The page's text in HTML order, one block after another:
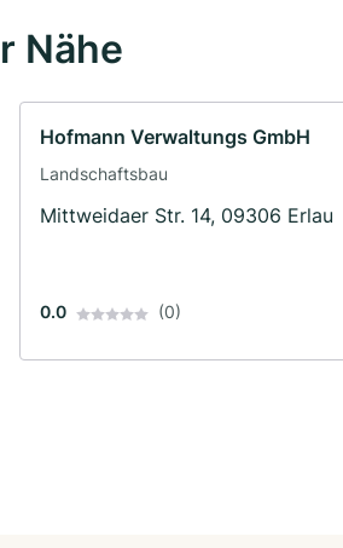
Nähe
Hofmann Verwaltungs GmbH
Landschaftsbau
Mittweidaer Str. 14, 09306 Erlau
0.0 (0)